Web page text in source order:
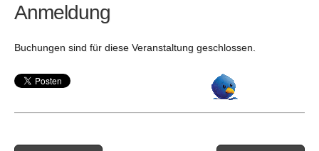
Anmeldung
Buchungen sind für diese Veranstaltung geschlossen.
Post